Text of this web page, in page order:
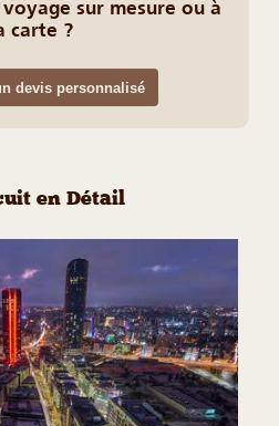
sur mesure ou à
carte ?
devis personnalisé
en Détail